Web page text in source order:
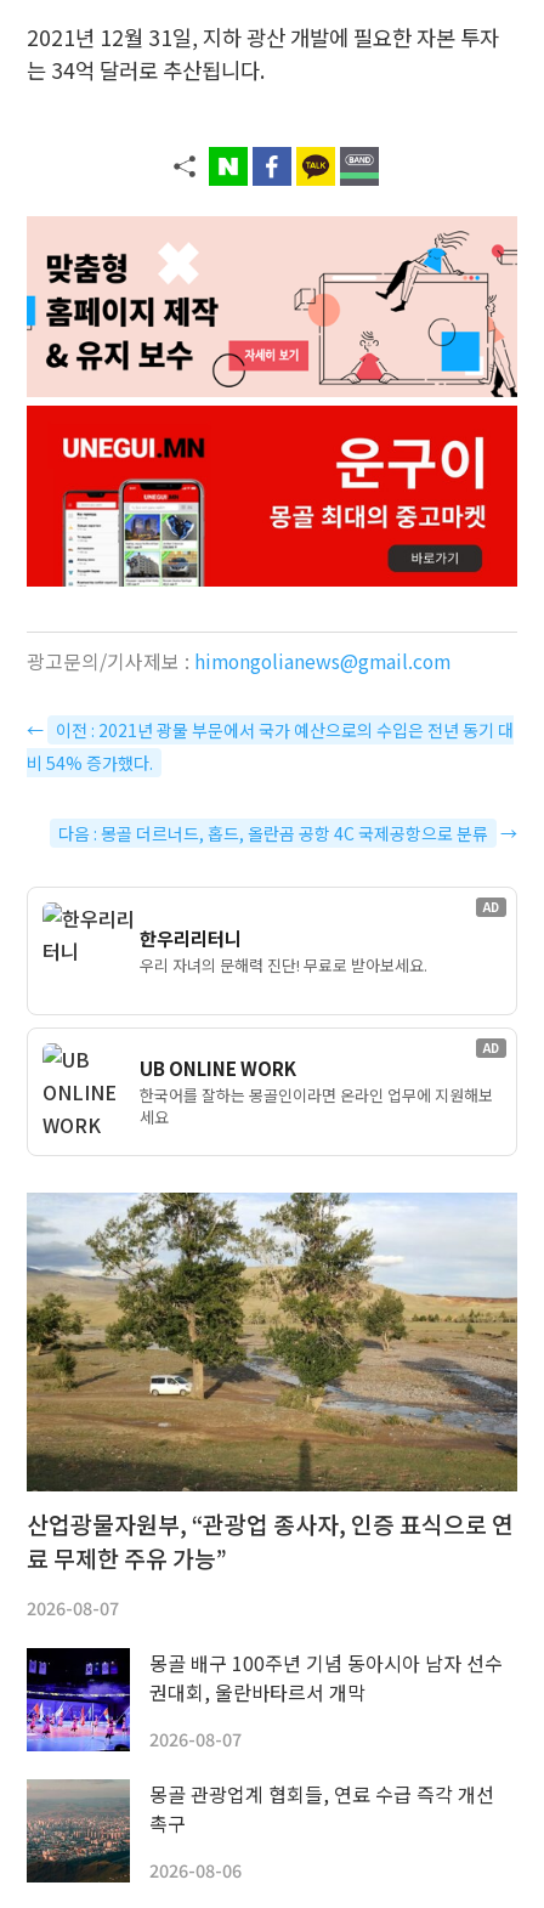
2021년 12월 31일, 지하 광산 개발에 필요한 자본 투자
는 34억 달러로 추산됩니다.
광고문의/기사제보 : himongolianews@gmail.com
← 이전 : 2021년 광물 부문에서 국가 예산으로의 수입은 전년 동기 대
비 54% 증가했다.
다음 : 몽골 더르너드, 홉드, 올란곰 공항 4C 국제공항으로 분류 →
AD
한우리리터니
우리 자녀의 문해력 진단! 무료로 받아보세요.
AD
UB ONLINE WORK
한국어를 잘하는 몽골인이라면 온라인 업무에 지원해보
세요
산업광물자원부, “관광업 종사자, 인증 표식으로 연
료 무제한 주유 가능”
2026-08-07
몽골 배구 100주년 기념 동아시아 남자 선수
권대회, 울란바타르서 개막
2026-08-07
몽골 관광업계 협회들, 연료 수급 즉각 개선
촉구
2026-08-06